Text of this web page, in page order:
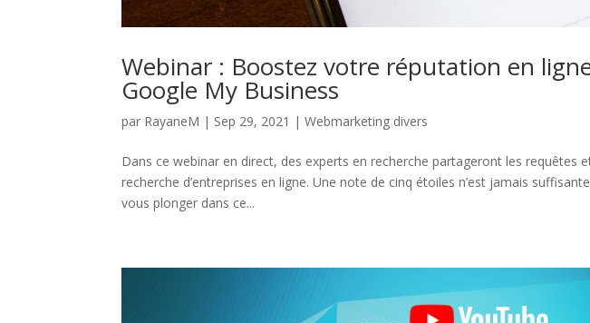
Webinar : Boostez votre réputation en
Google My Business
par RayaneM | Sep 29, 2021 |Webmarketing divers
Dans ce webinar en direct, des experts en recherche partageront les requêtes
recherche d’entreprises en ligne. Une note de cinq étoiles n’est jamais
vous plonger dans ce...